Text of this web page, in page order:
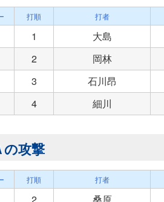
打順 打者
1
大島
2
岡林
3
石川昂
4 細川
攻撃
打順 打者